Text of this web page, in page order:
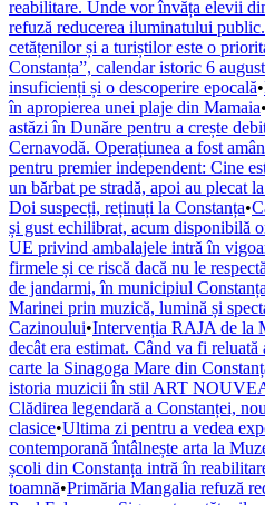
reabilitare. Unde vor învăța elevii
refuză reducerea iluminatului
cetățenilor și a turiștilor este o
Constanța”, calendar istoric 6
insuficienți și o descoperire epocală•
în apropierea unei plaje din Mamaia•
astăzi în Dunăre pentru a crește
Cernavodă. Operațiunea a fost
pentru premier independent: Cine
un bărbat pe stradă, apoi au plecat
Doi suspecți, reținuți la Constanța•
și gust echilibrat, acum disponibilă
UE privind ambalajele intră în
firmele și ce riscă dacă nu le respectă
de jandarmi, în municipiul Constanța
Marinei prin muzică, lumină și
Cazinoului•Intervenția RAJA de la
decât era estimat. Când va fi reluată
carte la Sinagoga Mare din
istoria muzicii în stil ART
Clădirea legendară a Constanței,
clasice•Ultima zi pentru a vedea
contemporană întâlnește arta la
școli din Constanța intră în
toamnă•Primăria Mangalia refuză